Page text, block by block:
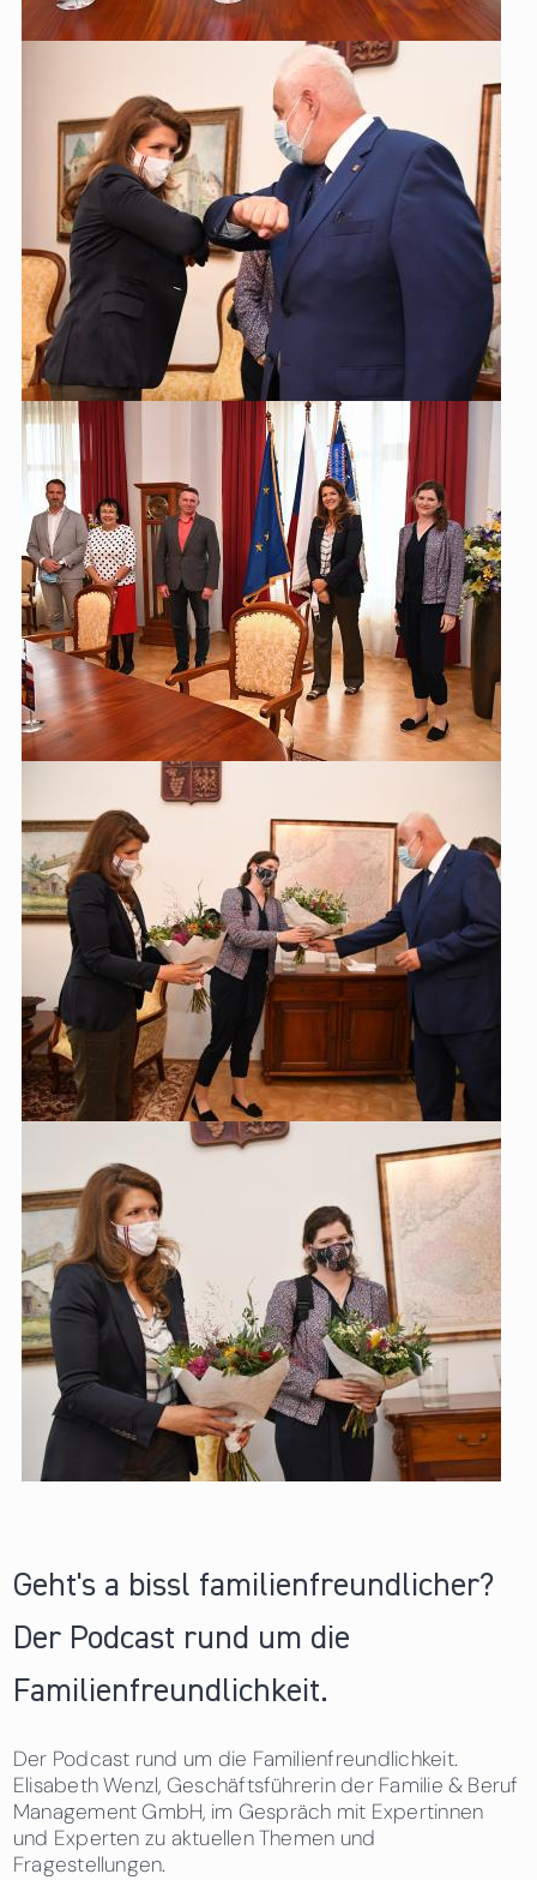
Geht's a bissl familienfreundlicher?
Der Podcast rund um die
Familienfreundlichkeit.
Der Podcast rund um die Familienfreundlichkeit.
Elisabeth Wenzl, Geschäftsführerin der Familie & Beruf
Management GmbH, im Gespräch mit Expertinnen
und Experten zu aktuellen Themen und
Fragestellungen.